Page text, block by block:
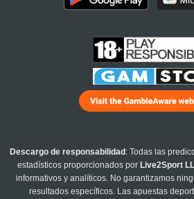
Descargo de responsabilidad : Todas las
estadísticos proporcionados por Live2Sport
informativos y analíticos. No garantizamos
resultados específicos. Las apuestas